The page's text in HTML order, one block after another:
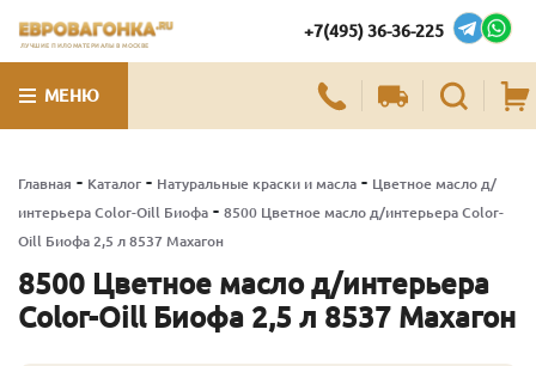
ЛУЧШИЕ ПИЛОМАТЕРИАЛЫ В МОСКВЕ
+7(495) 36-36-225
МЕНЮ
Главная - Каталог - Натуральные краски и масла - Цветное масло д/
интерьера Color-Oill Биофа - 8500 Цветное масло д/интерьера Color-
Oill Биофа 2,5 л 8537 Махагон
8500 Цветное масло д/интерьера
Color-Oill Биофа 2,5 л 8537 Махагон